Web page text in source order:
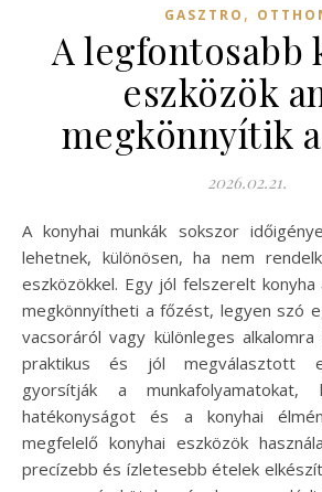
GASZTRO ,
A legfontosabb
eszközök
megkönnyítik
2026.02.21.
A konyhai munkák sokszor időigényesek és fárasztóak
lehetnek, különösen, ha nem
eszközökkel. Egy jól felszerelt konyha
megkönnyítheti a főzést, legyen szó
vacsoráról vagy különleges
praktikus és jól megválasztott
gyorsítják a
hatékonyságot és a konyhai
megfelelő konyhai eszközök
precízebb és ízletesebb ételek